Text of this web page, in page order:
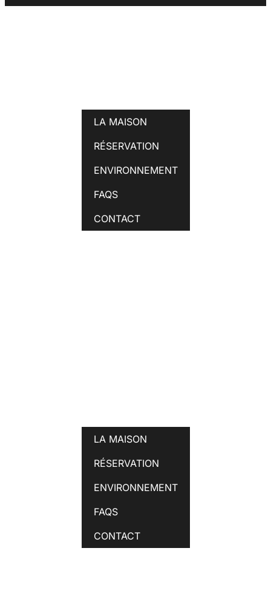
LA MAISON
RÉSERVATION
ENVIRONNEMENT
FAQS
CONTACT
LA MAISON
RÉSERVATION
ENVIRONNEMENT
FAQS
CONTACT